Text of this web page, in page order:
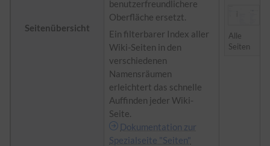
Seitenübersicht
benutzerfreundlichere
Oberfläche ersetzt.
Ein filterbarer Index aller
Wiki-Seiten in den
verschiedenen
Namensräumen
erleichtert das schnelle
Auffinden jeder Wiki-
Seite.
Dokumentation zur
Spezialseite "Seiten"
Alle
Seiten